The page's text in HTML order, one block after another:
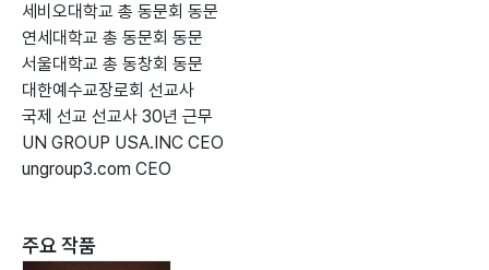
세비오대학교 총 동문회 동문
연세대학교 총 동문회 동문
서울대학교 총 동창회 동문
대한예수교장로회 선교사
국제 선교 선교사 30년 근무
UN GROUP USA.INC CEO
ungroup3.com CEO
주요 작품